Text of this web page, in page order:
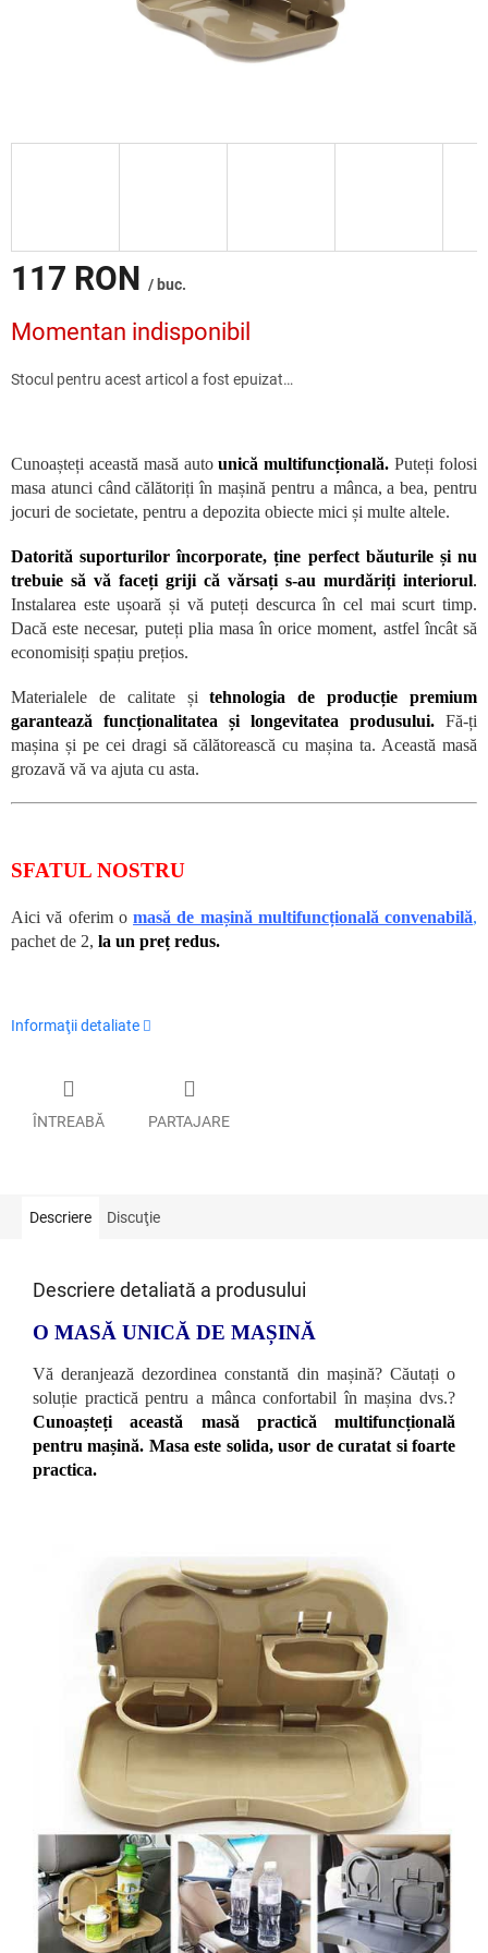
117 RON / buc.
preţ:
Momentan indisponibil
Stocul pentru acest articol a fost epuizat…
Cunoașteți această masă autounică multifuncțională. Puteți folosi
masa atunci când călătoriți în mașină pentru a mânca, a bea, pentru
jocuri de societate, pentru a depozita obiecte mici și multe altele.
Datorită suporturilor încorporate, ține perfect băuturile și nu
trebuie să vă faceți griji că vărsați s-au murdăriți interiorul.
Instalarea este ușoară și vă puteți descurca în cel mai scurt timp.
Dacă este necesar, puteți plia masa în orice moment, astfel încât să
economisiți spațiu prețios.
Materialele de calitate șitehnologia de producție premium
garantează funcționalitatea și longevitatea produsului. Fă-ți
mașina și pe cei dragi să călătorească cu mașina ta. Această masă
grozavă vă va ajuta cu asta.
SFATUL NOSTRU
Aici vă oferim o masă de mașină multifuncțională convenabilă,
pachet de 2, la un preț redus.
Informaţii detaliate
ÎNTREABĂ PARTAJARE
Descriere Discuţie
Descriere detaliată a produsului
O MASĂ UNICĂ DE MAȘINĂ
Vă deranjează dezordinea constantă din mașină? Căutați o
soluție practică pentru a mânca confortabil în mașina dvs.?
Cunoașteți această masă practică multifuncțională
pentru mașină. Masa este solida, usor de curatat si foarte
practica.